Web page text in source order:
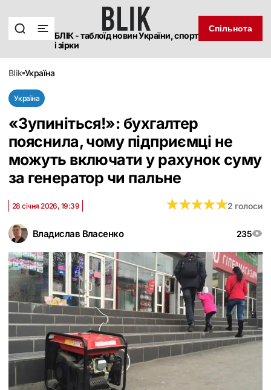
БЛІК - таблоїд новин України, спорт
і зірки
Спільнота
blik україна
Україна
«Зупиніться!»: бухгалтер
пояснила, чому підприємці не
можуть включати у рахунок суму
за генератор чи пальне
Владислав Власенко 235
28 січня 2026, 19:39 ★★★★★
★★★★★2 голоси